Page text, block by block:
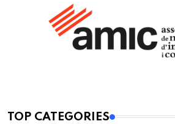
TOP CATEGORIES